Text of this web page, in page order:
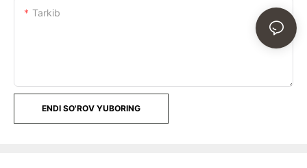
Tarkib
ENDI SO'ROV YUBORING